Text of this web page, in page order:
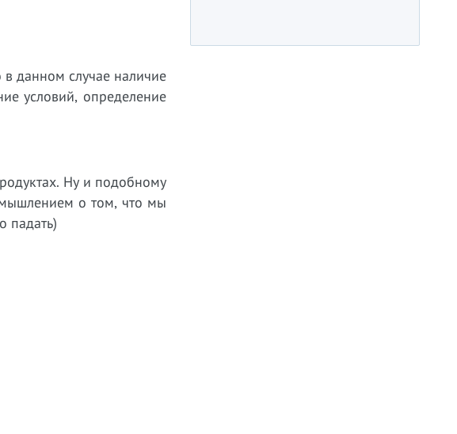
в данном случае наличие
условий, определение
Ну и подобному
мышлением о том, что мы
падать)